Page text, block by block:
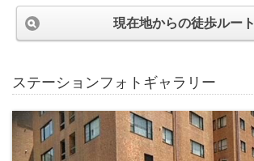
現在地からの徒歩ルート
ステーションフォトギャラリー